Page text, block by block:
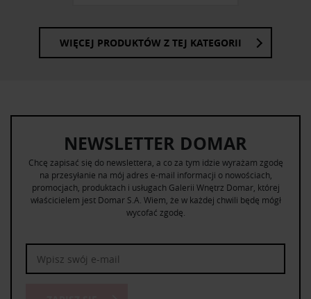
WIĘCEJ PRODUKTÓW Z TEJ KATEGORII
NEWSLETTER DOMAR
Chcę zapisać się do newslettera, a co za tym idzie wyrażam zgodę
na przesyłanie na mój adres e-mail informacji o nowościach,
promocjach, produktach i usługach Galerii Wnętrz Domar, której
właścicielem jest Domar S.A. Wiem, że w każdej chwili będę mógł
wycofać zgodę.